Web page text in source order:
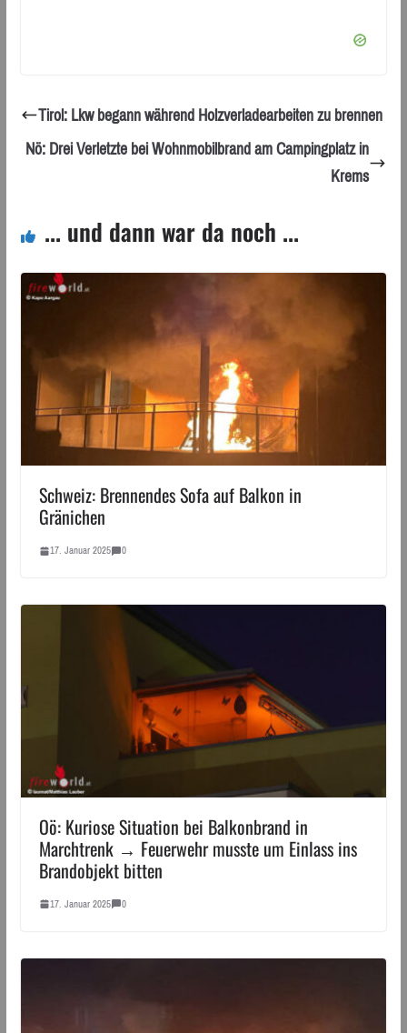
Tirol: Lkw begann während Holzverladearbeiten zu brennen
Nö: Drei Verletzte bei Wohnmobilbrand am Campingplatz in
Krems
... und dann war da noch ...
Schweiz: Brennendes Sofa auf Balkon in
Gränichen
17. Januar 2025 0
Oö: Kuriose Situation bei Balkonbrand in
Marchtrenk → Feuerwehr musste um Einlass ins
Brandobjekt bitten
17. Januar 2025 0